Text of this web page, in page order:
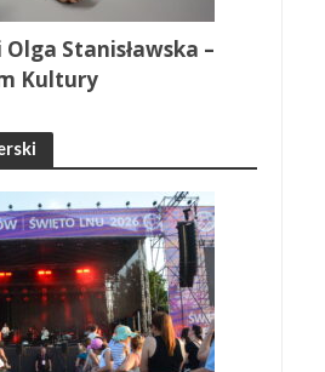
Stanisławska –
Kultury